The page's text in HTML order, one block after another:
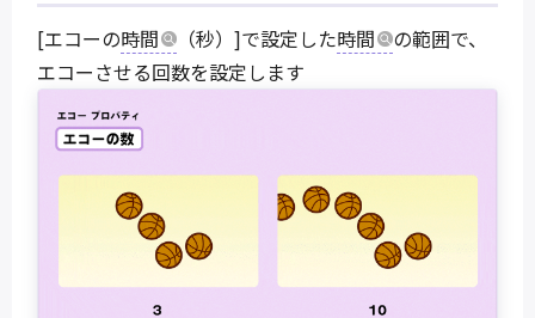
[エコーの時間 （秒）]で設定した時間
の範囲で、
エコーさせる回数を設定します